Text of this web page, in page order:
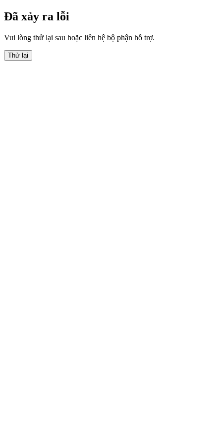
Đã xảy ra lỗi
Vui lòng thử lại sau hoặc liên hệ bộ phận hỗ trợ.
Thử lại